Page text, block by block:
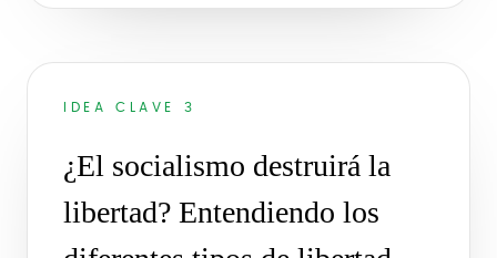
IDEA CLAVE 3
¿El socialismo destruirá la
libertad? Entendiendo los